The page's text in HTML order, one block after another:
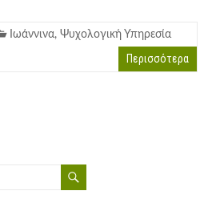
Ιωάννινα,Ψυχολογική Υπηρεσία
Περισσότερα